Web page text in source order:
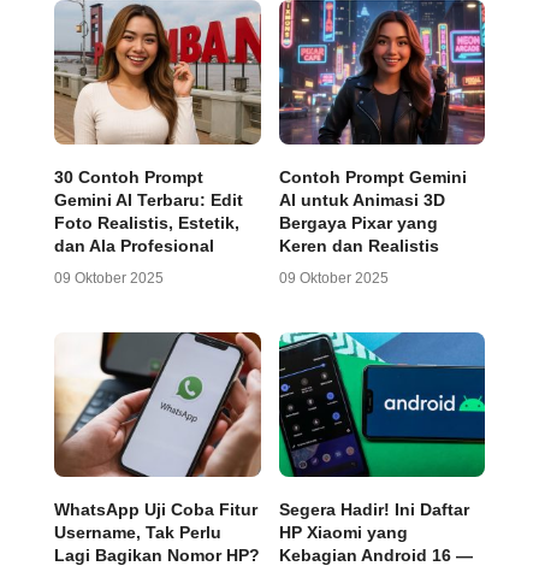
30 Contoh Prompt
Gemini AI Terbaru: Edit
Foto Realistis, Estetik,
dan Ala Profesional
09 Oktober 2025
Contoh Prompt Gemini
AI untuk Animasi 3D
Bergaya Pixar yang
Keren dan Realistis
09 Oktober 2025
WhatsApp Uji Coba Fitur
Username, Tak Perlu
Lagi Bagikan Nomor HP?
Segera Hadir! Ini Daftar
HP Xiaomi yang
Kebagian Android 16 —